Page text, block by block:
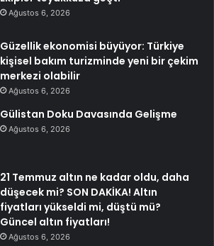
Ağustos 6, 2026
Güzellik ekonomisi büyüyor: Türkiye
kişisel bakım turizminde yeni bir çekim
merkezi olabilir
Ağustos 6, 2026
Gülistan Doku Davasında Gelişme
Ağustos 6, 2026
21 Temmuz altın ne kadar oldu, daha
düşecek mi? SON DAKİKA! Altın
fiyatları yükseldi mi, düştü mü?
Güncel altın fiyatları!
Ağustos 6, 2026